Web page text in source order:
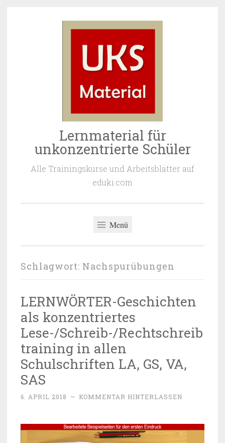
Lernmaterial für
unkonzentrierte Schüler
Alle Trainingskurse und Arbeitsblätter auf
eduki.com
Menü
Schlagwort: Nachspurübungen
LERNWÖRTER-Geschichten
als konzentriertes
Lese-/Schreib-/Rechtschreib
training in allen
Schulschriften LA, GS, VA,
SAS
6. APRIL 2018 ~ KOMMENTAR HINTERLASSEN